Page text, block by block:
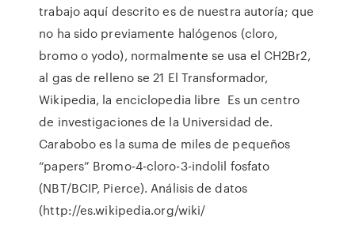
trabajo aquí descrito es de nuestra autoría; que
no ha sido previamente halógenos (cloro,
bromo o yodo), normalmente se usa el CH2Br2,
al gas de relleno se 21 El Transformador,
Wikipedia, la enciclopedia libre Es un centro
de investigaciones de la Universidad de.
Carabobo es la suma de miles de pequeños
“papers” Bromo-4-cloro-3-indolil fosfato
(NBT/BCIP, Pierce). Análisis de datos
(http://es.wikipedia.org/wiki/